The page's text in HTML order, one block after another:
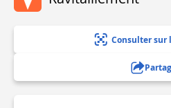
Consulter